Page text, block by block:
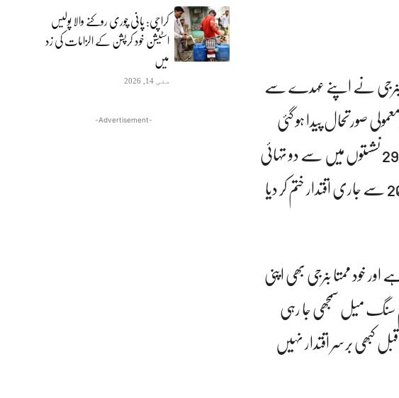
کراچی: پانی چوری روکنے والا پولیس
اسٹیشن خود کرپشن کے الزامات کی زد
میں
مئی 14, 2026
-Advertisement-
بنرجی نے اپنے عہدے سے
صورتحال پیدا ہو گئی
ہے۔ بھارتیہ جنتا پارٹی نے پیر کے روز ہونے والی ووٹوں کی گنتی کے بعد 294 نشستوں میں سے دو تہائی
سے زائد پر کامیابی حاصل کر کے ممتا بنرجی کی جماعت ترنمول کانگریس کا 2011 سے جاری اقتدار ختم کر دیا
نشستوں کی تعداد 215 سے کم ہو کر 80 رہ گئی ہے اور خود ممتا بنرجی بھی اپنی
سنگ میل سمجھی جا رہی
برسر اقتدار نہیں